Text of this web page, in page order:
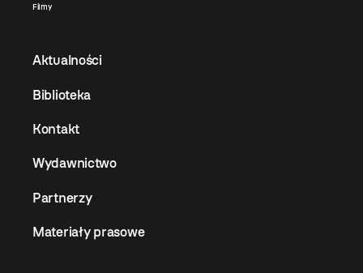
Filmy
Aktualności
Biblioteka
Kontakt
Wydawnictwo
Partnerzy
Materiały prasowe